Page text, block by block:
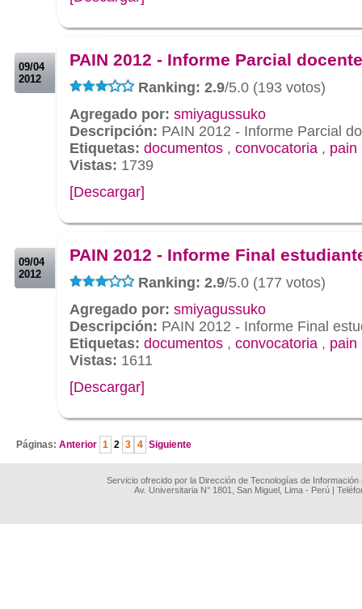
09/04
2012
PAIN 2012 - Informe Parcial
Ranking: 2.9/5.0 (193 votos)
Agregado por: smiyagussuko
Descripción: PAIN 2012 - Informe Parcial
Etiquetas: documentos , convocatoria , pain
Vistas: 1739
[Descargar]
09/04
2012
PAIN 2012 - Informe Final
Ranking: 2.9/5.0 (177 votos)
Agregado por: smiyagussuko
Descripción: PAIN 2012 - Informe Final
Etiquetas: documentos , convocatoria , pain
Vistas: 1611
[Descargar]
Páginas: Anterior 1 2 3 4 Siguiente
Servicio ofrecido por la Dirección de Tecnologías de
Av. Universitaria N° 1801, San Miguel, Lima - Perú |